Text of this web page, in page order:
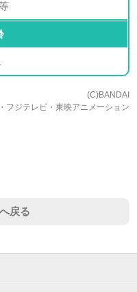
(C)BANDAI
フジテレビ・東映アニメーション
戻る